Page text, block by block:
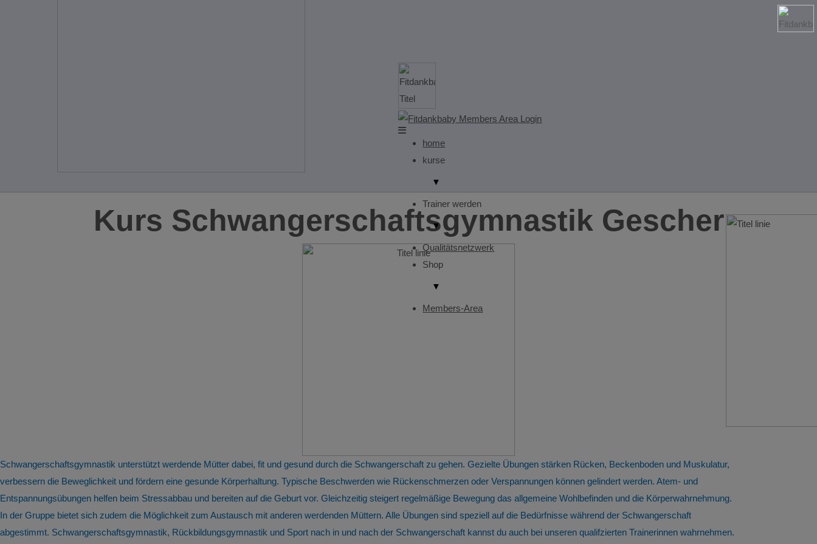
home
kurse
▼
Trainer werden
▼
Qualitätsnetzwerk
Shop
▼
Members-Area
Kurs Schwangerschaftsgymnastik Gescher
Schwangerschaftsgymnastik unterstützt werdende Mütter dabei, fit und gesund durch die Schwangerschaft zu gehen. Gezielte Übungen stärken Rücken, Beckenboden und Muskulatur,
verbessern die Beweglichkeit und fördern eine gesunde Körperhaltung. Typische Beschwerden wie Rückenschmerzen oder Verspannungen können gelindert werden. Atem- und
Entspannungsübungen helfen beim Stressabbau und bereiten auf die Geburt vor. Gleichzeitig steigert regelmäßige Bewegung das allgemeine Wohlbefinden und die Körperwahrnehmung.
In der Gruppe bietet sich zudem die Möglichkeit zum Austausch mit anderen werdenden Müttern. Alle Übungen sind speziell auf die Bedürfnisse während der Schwangerschaft
abgestimmt. Schwangerschaftsgymnastik, Rückbildungsgymnastik und Sport nach in und nach der Schwangerschaft kannst du auch bei unseren qualifzierten Trainerinnen wahrnehmen.